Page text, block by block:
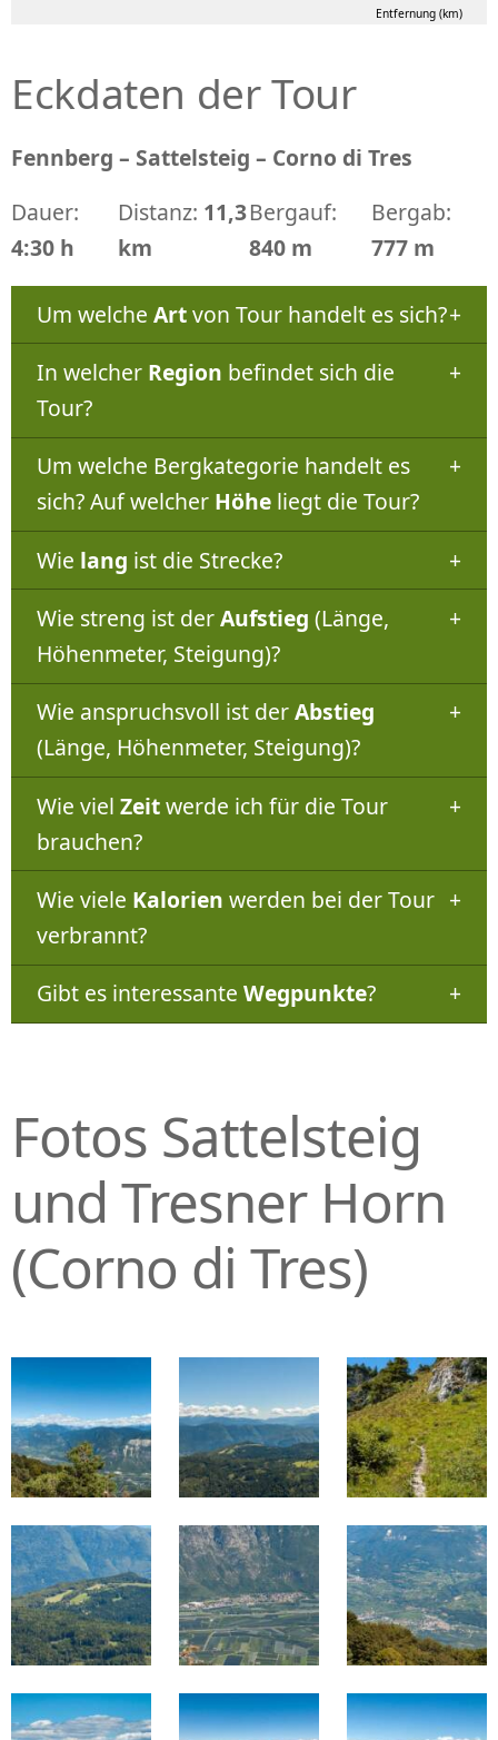
Entfernung (km)
Eckdaten der Tour
Fennberg – Sattelsteig – Corno di Tres
Dauer:
4:30 h
Distanz: 11,3
km
Bergauf:
840 m
Bergab:
777 m
Um welche Artvon Tour handelt es sich?
In welcher Region befindet sich die
Tour?
Um welche Bergkategorie handelt es
sich? Auf welcher Höheliegt die Tour?
Wie lang ist die Strecke?
Wie streng ist derAufstieg (Länge,
Höhenmeter, Steigung)?
Wie anspruchsvoll ist derAbstieg
(Länge, Höhenmeter, Steigung)?
Wie viel Zeitwerde ich für die Tour
brauchen?
Wie viele Kalorien werden bei der Tour
verbrannt?
Gibt es interessante Wegpunkte?
Fotos Sattelsteig
und Tresner Horn
(Corno di Tres)